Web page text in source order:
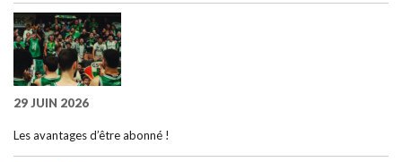
29 JUIN 2026
Les avantages d’être abonné !